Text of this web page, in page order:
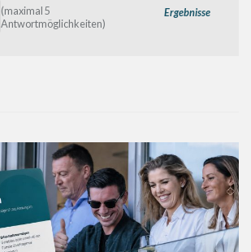
Ergebnisse
(maximal 5
Antwortmöglichkeiten)